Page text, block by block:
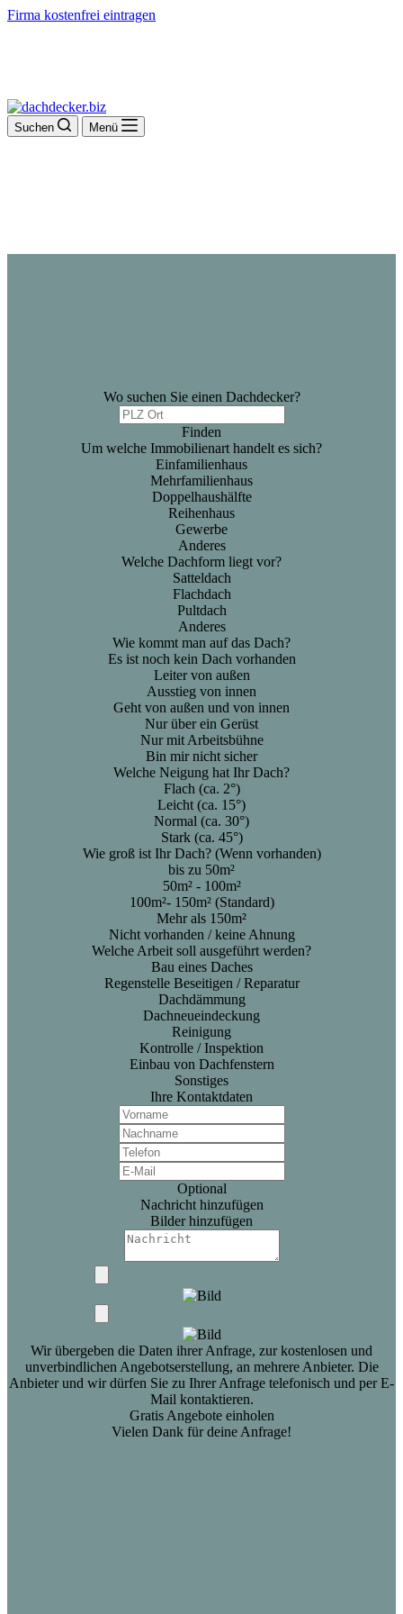
Firma kostenfrei eintragen
Suchen Menü
Wo suchen Sie einen Dachdecker?
Finden
Um welche Immobilienart handelt es sich?
Einfamilienhaus
Mehrfamilienhaus
Doppelhaushälfte
Reihenhaus
Gewerbe
Anderes
Welche Dachform liegt vor?
Satteldach
Flachdach
Pultdach
Anderes
Wie kommt man auf das Dach?
Es ist noch kein Dach vorhanden
Leiter von außen
Ausstieg von innen
Geht von außen und von innen
Nur über ein Gerüst
Nur mit Arbeitsbühne
Bin mir nicht sicher
Welche Neigung hat Ihr Dach?
Flach (ca. 2°)
Leicht (ca. 15°)
Normal (ca. 30°)
Stark (ca. 45°)
Wie groß ist Ihr Dach? (Wenn vorhanden)
bis zu 50m²
50m² - 100m²
100m²- 150m² (Standard)
Mehr als 150m²
Nicht vorhanden / keine Ahnung
Welche Arbeit soll ausgeführt werden?
Bau eines Daches
Regenstelle Beseitigen / Reparatur
Dachdämmung
Dachneueindeckung
Reinigung
Kontrolle / Inspektion
Einbau von Dachfenstern
Sonstiges
Ihre Kontaktdaten
Optional
Nachricht hinzufügen
Bilder hinzufügen
Wir übergeben die Daten ihrer Anfrage, zur kostenlosen und
unverbindlichen Angebotserstellung, an mehrere Anbieter. Die
Anbieter und wir dürfen Sie zu Ihrer Anfrage telefonisch und per E-
Mail kontaktieren.
Gratis Angebote einholen
Vielen Dank für deine Anfrage!